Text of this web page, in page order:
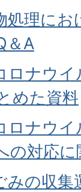
処理に
＆A
ロナウ
めた資料
ロナウ
の対応
みの収